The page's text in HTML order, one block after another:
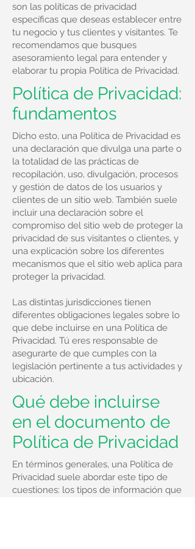
son las políticas de privacidad
específicas que deseas establecer entre
tu negocio y tus clientes y visitantes. Te
recomendamos que busques
asesoramiento legal para entender y
elaborar tu propia Política de Privacidad.
Política de Privacidad:
fundamentos
Dicho esto, una Política de Privacidad es
una declaración que divulga una parte o
la totalidad de las prácticas de
recopilación, uso, divulgación, procesos
y gestión de datos de los usuarios y
clientes de un sitio web. También suele
incluir una declaración sobre el
compromiso del sitio web de proteger la
privacidad de sus visitantes o clientes, y
una explicación sobre los diferentes
mecanismos que el sitio web aplica para
proteger la privacidad.
Las distintas jurisdicciones tienen
diferentes obligaciones legales sobre lo
que debe incluirse en una Política de
Privacidad. Tú eres responsable de
asegurarte de que cumples con la
legislación pertinente a tus actividades y
ubicación.
Qué debe incluirse
en el documento de
Política de Privacidad
En términos generales, una Política de
Privacidad suele abordar este tipo de
cuestiones: los tipos de información que